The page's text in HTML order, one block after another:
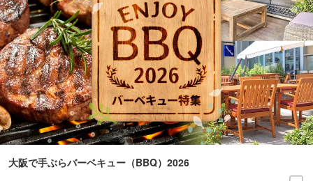
大阪で手ぶらバーベキュー（BBQ）2026